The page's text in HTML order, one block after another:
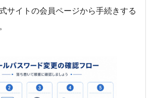
サイトの会員ページから手続きする